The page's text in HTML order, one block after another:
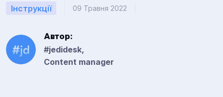
Інструкції 09 Травня 2022
Автор:
#jedidesk,
Content manager